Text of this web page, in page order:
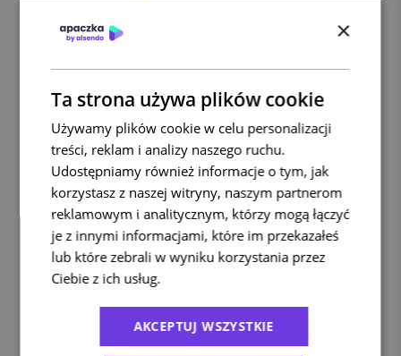
×
Ta strona używa plików cookie
Używamy plików cookie w celu personalizacji
treści, reklam i analizy naszego ruchu.
Udostępniamy również informacje o tym, jak
korzystasz z naszej witryny, naszym partnerom
reklamowym i analitycznym, którzy mogą łączyć
je z innymi informacjami, które im przekazałeś
lub które zebrali w wyniku korzystania przez
Ciebie z ich usług.
AKCEPTUJ WSZYSTKIE